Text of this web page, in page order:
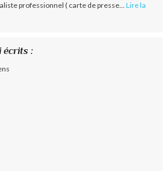
professionnel ( carte de presse... Lire la
écrits :